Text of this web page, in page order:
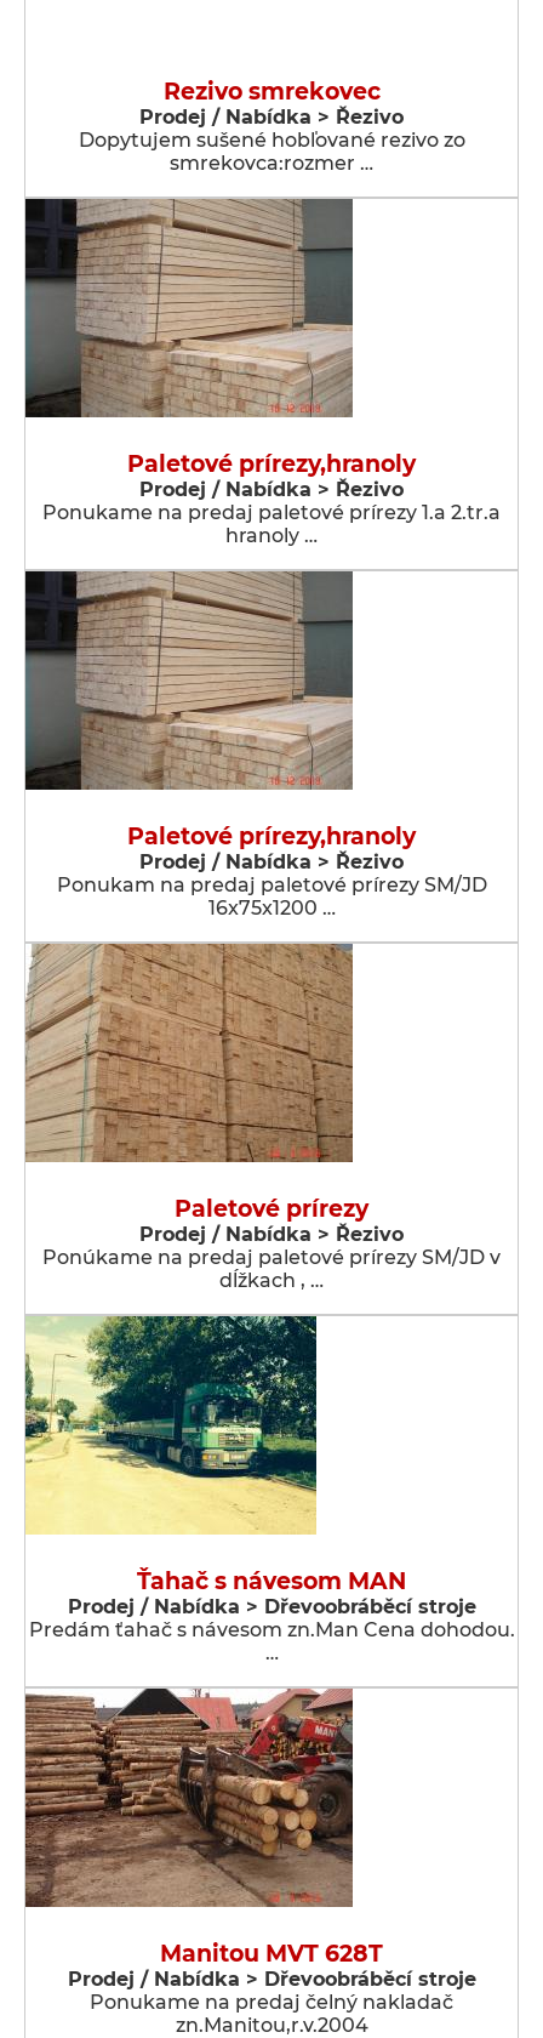
Rezivo smrekovec
Prodej / Nabídka > Řezivo
Dopytujem sušené hobľované rezivo zo
smrekovca:rozmer …
Paletové prírezy,hranoly
Prodej / Nabídka > Řezivo
Ponukame na predaj paletové prírezy 1.a 2.tr.a
hranoly …
Paletové prírezy,hranoly
Prodej / Nabídka > Řezivo
Ponukam na predaj paletové prírezy SM/JD
16x75x1200 …
Paletové prírezy
Prodej / Nabídka > Řezivo
Ponúkame na predaj paletové prírezy SM/JD v
dĺžkach , …
Ťahač s návesom MAN
Prodej / Nabídka > Dřevoobráběcí stroje
Predám ťahač s návesom zn.Man Cena dohodou.
…
Manitou MVT 628T
Prodej / Nabídka > Dřevoobráběcí stroje
Ponukame na predaj čelný nakladač
zn.Manitou,r.v.2004